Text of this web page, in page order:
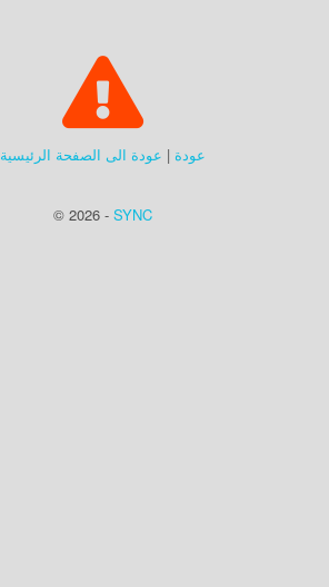
عودة | عودة الى الصفحة الرئيسية
© 2026 - SYNC